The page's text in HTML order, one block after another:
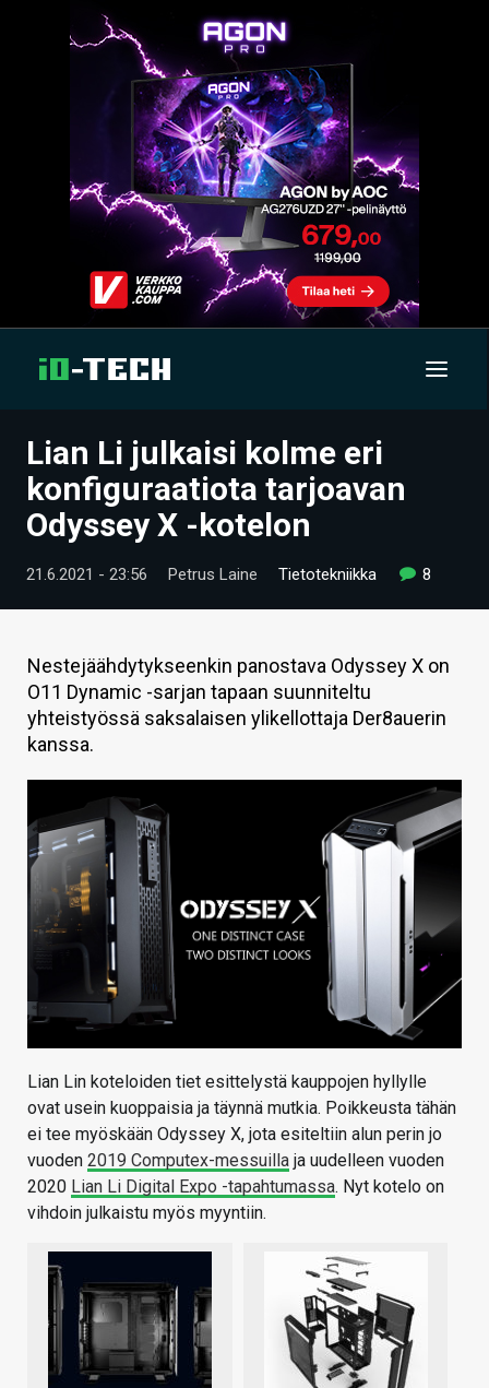
UUTISET
ARTIKKELIT
VIDEOT
TECHBBS
TIETOA
HINTA.FI
KAUPPA
VAIHDA TEEMA
HAKU
Lian Li julkaisi kolme eri
konfiguraatiota tarjoavan
Odyssey X -kotelon
21.6.2021 - 23:56 Petrus Laine Tietotekniikka 8
Nestejäähdytykseenkin panostava Odyssey X on
O11 Dynamic -sarjan tapaan suunniteltu
yhteistyössä saksalaisen ylikellottaja Der8auerin
kanssa.
Lian Lin koteloiden tiet esittelystä kauppojen hyllylle
ovat usein kuoppaisia ja täynnä mutkia. Poikkeusta tähän
ei tee myöskään Odyssey X, jota esiteltiin alun perin jo
vuoden 2019 Computex-messuilla ja uudelleen vuoden
2020 Lian Li Digital Expo -tapahtumassa. Nyt kotelo on
vihdoin julkaistu myös myyntiin.